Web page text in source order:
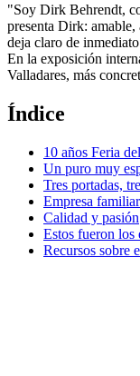
"Soy Dirk Behrendt,
presenta Dirk: amable,
deja claro de
En la exposición
Valladares, más
Índice
10 años Feria
Un puro muy
Tres portadas,
Empresa
Calidad y pasión
Estos fueron los
Recursos sobre